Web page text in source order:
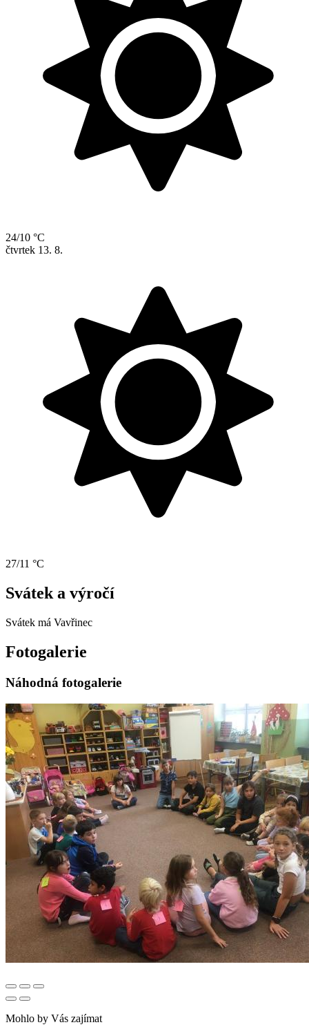
24/10 °C
čtvrtek 13. 8.
27/11 °C
Svátek a výročí
Svátek má Vavřinec
Fotogalerie
Náhodná fotogalerie
Mohlo by Vás zajímat